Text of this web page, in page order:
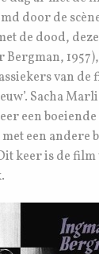
door de
de dood,
van de
Sacha
een
een andere
keer is de